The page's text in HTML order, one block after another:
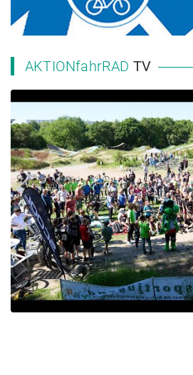
AKTIONfahrRAD TV
2023 NRW